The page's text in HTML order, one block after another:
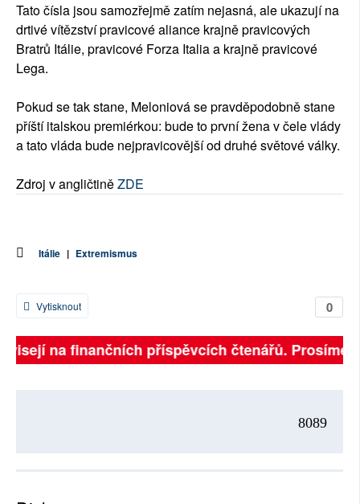
Tato čísla jsou samozřejmě zatím nejasná, ale ukazují na
drtivé vítězství pravicové aliance krajně pravicových
Bratrů Itálie, pravicové Forza Italia a krajně pravicové
Lega.
Pokud se tak stane, Meloniová se pravděpodobně stane
příští italskou premiérkou: bude to první žena v čele vlády
a tato vláda bude nejpravicovější od druhé světové války.
Zdroj v angličtiněZDE
Itálie | Extremismus
0
Vytisknout
na finančních příspěvcích čtenářů. Prosíme,
8089